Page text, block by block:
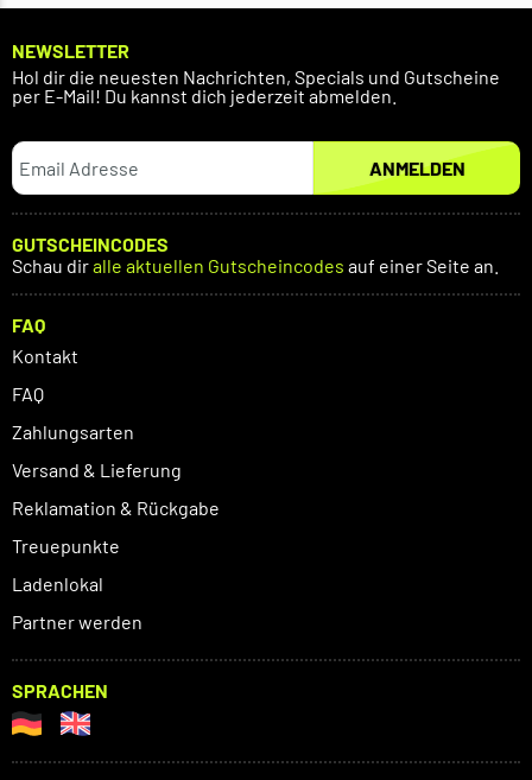
NEWSLETTER
Hol dir die neuesten Nachrichten, Specials und Gutscheine
per E-Mail! Du kannst dich jederzeit abmelden.
ANMELDEN
GUTSCHEINCODES
Schau diralle aktuellen Gutscheincodes auf einer Seite an.
FAQ
Kontakt
FAQ
Zahlungsarten
Versand & Lieferung
Reklamation & Rückgabe
Treuepunkte
Ladenlokal
Partner werden
SPRACHEN